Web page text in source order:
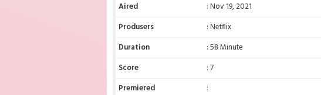
Aired
: Nov 19, 2021
Produsers
: Netflix
Duration
: 58 Minute
Score
: 7
Premiered
: